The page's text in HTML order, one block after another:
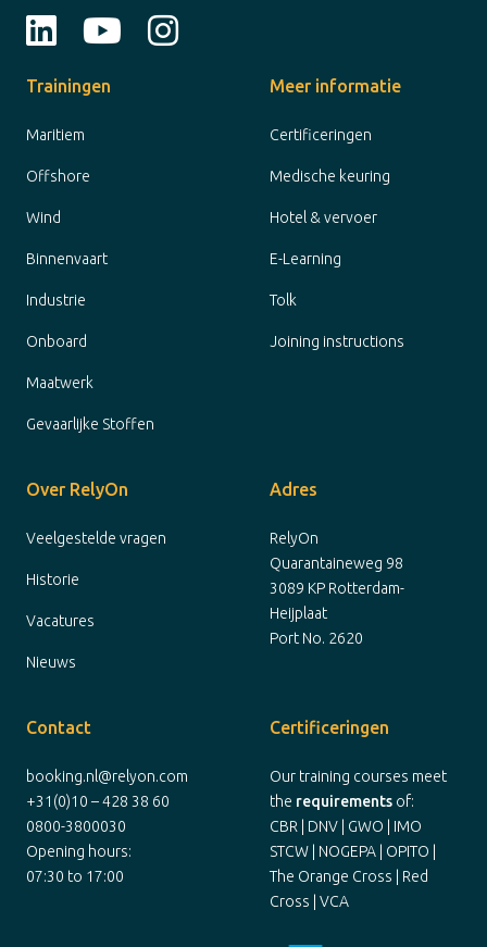
Trainingen
Maritiem
Offshore
Wind
Binnenvaart
Industrie
Onboard
Maatwerk
Gevaarlijke Stoffen
Meer informatie
Certificeringen
Medische keuring
Hotel & vervoer
E-Learning
Tolk
Joining instructions
Over RelyOn
Veelgestelde vragen
Historie
Vacatures
Nieuws
Adres
RelyOn
Quarantaineweg 98
3089 KP Rotterdam-
Heijplaat
Port No. 2620
Contact
booking.nl@relyon.com
+31(0)10 – 428 38 60
0800-3800030
Opening hours:
07:30 to 17:00
Certificeringen
Our training courses meet
the requirements of:
CBR | DNV | GWO | IMO
STCW | NOGEPA | OPITO |
The Orange Cross | Red
Cross | VCA